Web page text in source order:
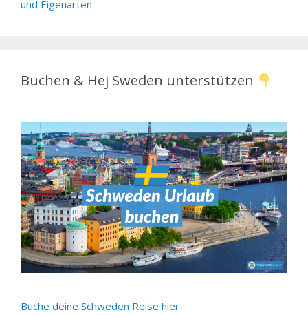
und Eigenarten
Buchen & Hej Sweden unterstützen
Buche deine Schweden Reise hier